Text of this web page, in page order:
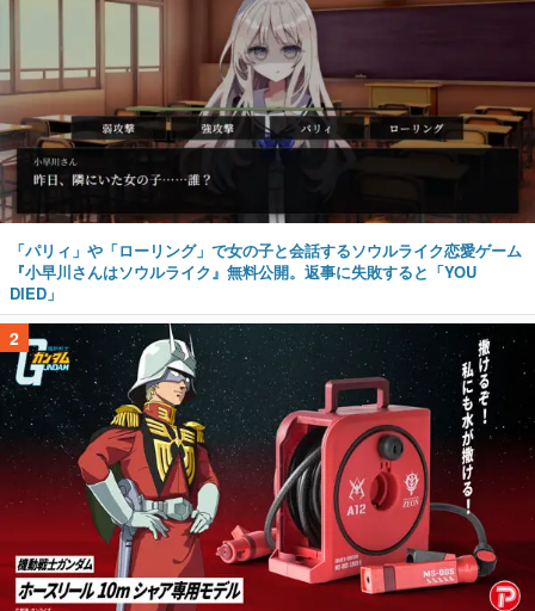
「パリィ」や「ローリング」で女の子と会話するソウルライク恋愛ゲーム
『小早川さんはソウルライク』無料公開。返事に失敗すると「YOU
DIED」
2